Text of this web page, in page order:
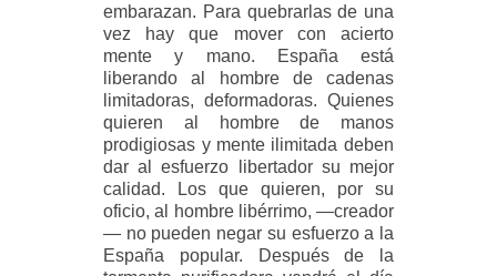
embarazan. Para quebrarlas de una
vez hay que mover con acierto
mente y mano. España está
liberando al hombre de cadenas
limitadoras, deformadoras. Quienes
quieren al hombre de manos
prodigiosas y mente ilimitada deben
dar al esfuerzo libertador su mejor
calidad. Los que quieren, por su
oficio, al hombre libérrimo, —creador
— no pueden negar su esfuerzo a la
España popular. Después de la